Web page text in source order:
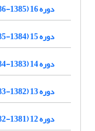
دوره 16 (1385-1386)
دوره 15 (1384-1385)
دوره 14 (1383-1384)
دوره 13 (1382-1383)
دوره 12 (1381-1382)